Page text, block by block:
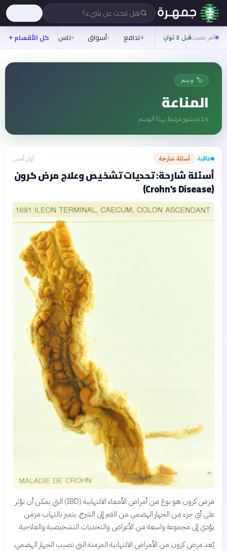
هل تبحث عن شيء؟
آخر تحديثقبل 3 ثوانِ تدافع أسواق ناس روح
كل الأقسام
🏷️ وسم
المناعة
16 منشور مرتبط بهذا الوسم
عافية› أسئلة شارحة أول أمس
أسئلة شارحة: تحديات تشخيص وعلاج مرض كرون
(Crohn's Disease)
مرض كرون هو نوع من أمراض الأمعاء الالتهابية (IBD) التي يمكن أن تؤثر
على أي جزء من الجهاز الهضمي من الفم إلى الشرج. يتميز بالتهاب مزمن
يؤدي إلى مجموعة واسعة من الأعراض والتحديات التشخيصية والعلاجية.
يُعد مرض كرون من الأمراض الالتهابية المزمنة التي تصيب الجهاز الهضمي،